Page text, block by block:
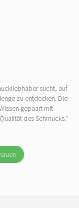
sucht, auf
zu entdecken. Die
gepaart mit
des Schmucks."